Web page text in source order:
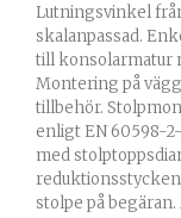
Lutningsvinkel
skalanpassad.
till konsolarmatur
Montering på
tillbehör.
enligt EN 60598-
med
stolpe på